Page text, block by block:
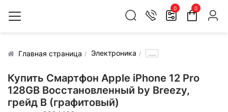
0 0
Главная страница Электроника .....
Купить Смартфон Apple iPhone 12 Pro
128GB Воcстановленный by Breezy,
грейд B (графитовый)